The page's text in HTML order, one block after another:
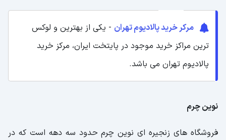
مرکر خرید پالادیوم تهران - یکی از بهترین و لوکس
ترین مراکز خرید موجود در پایتخت ایران، مرکز خرید
پالادیوم تهران می باشد.
نوین چرم
فروشگاه های زنجیره ای نوین چرم حدود سه دهه است که در